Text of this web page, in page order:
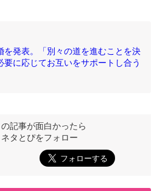
を発表。「別々の道を進むことを決
に応じてお互いをサポートし合う
の記事が面白かったら
ネタとぴをフォロー